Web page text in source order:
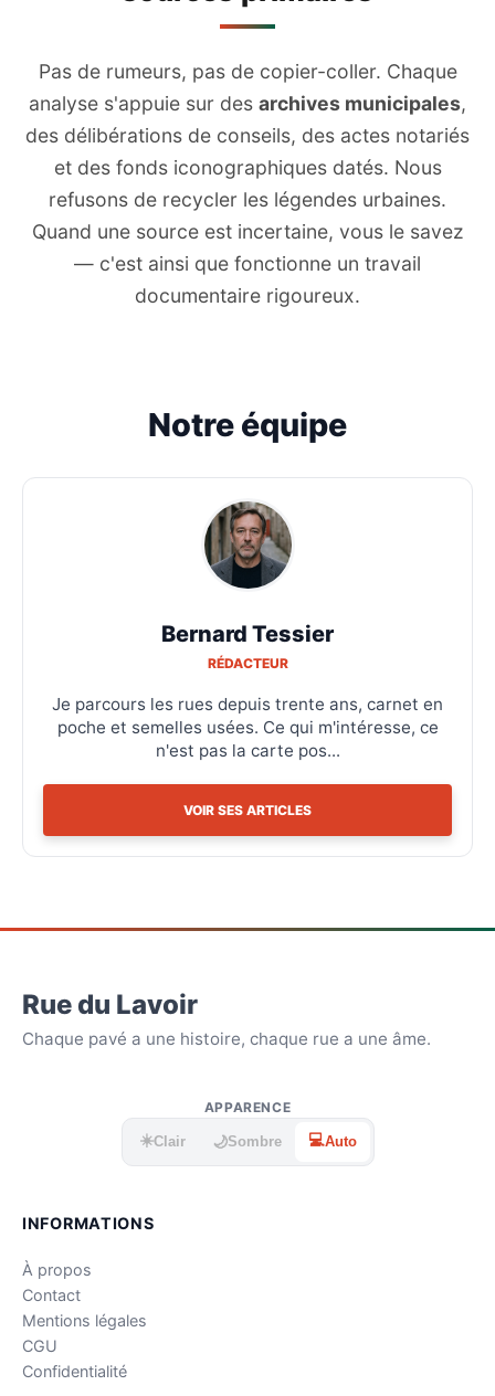
Pas de rumeurs, pas de copier-coller. Chaque
analyse s'appuie sur des archives municipales,
des délibérations de conseils, des actes notariés
et des fonds iconographiques datés. Nous
refusons de recycler les légendes urbaines.
Quand une source est incertaine, vous le savez
— c'est ainsi que fonctionne un travail
documentaire rigoureux.
Notre équipe
Bernard Tessier
RÉDACTEUR
Je parcours les rues depuis trente ans, carnet en
poche et semelles usées. Ce qui m'intéresse, ce
n'est pas la carte pos...
VOIR SES ARTICLES
Rue du Lavoir
Chaque pavé a une histoire, chaque rue a une âme.
APPARENCE
☀️Clair 🌙Sombre 💻Auto
INFORMATIONS
À propos
Contact
Mentions légales
CGU
Confidentialité